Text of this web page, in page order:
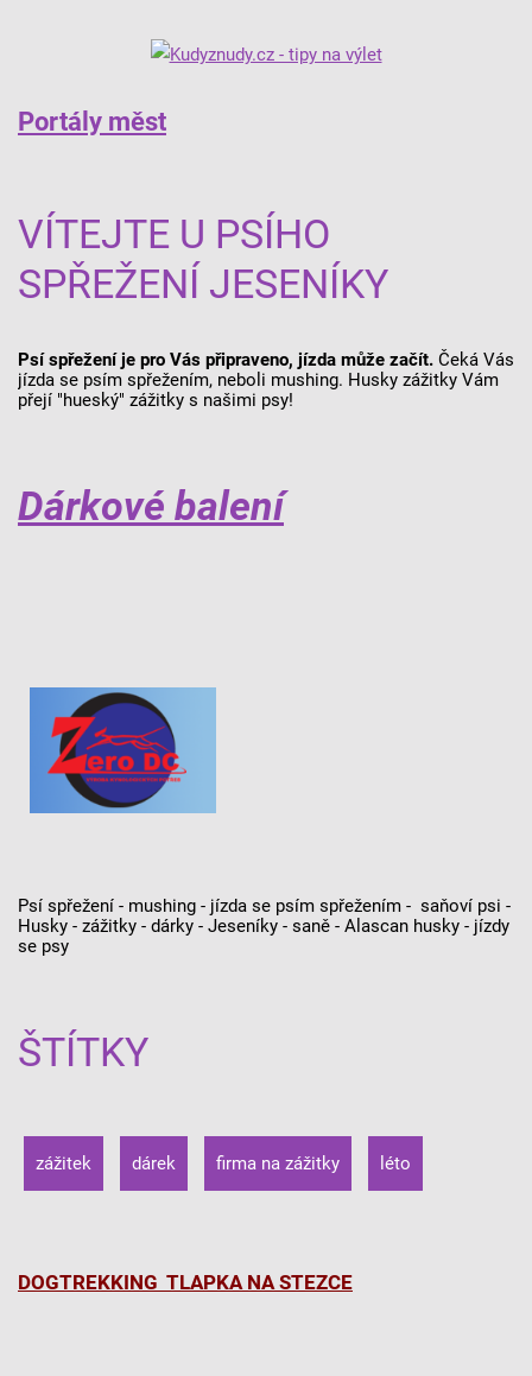
Portály měst
VÍTEJTE U PSÍHO
SPŘEŽENÍ JESENÍKY
Psí spřežení je pro Vás připraveno, jízda může začít. Čeká Vás
jízda se psím spřežením, neboli mushing. Husky zážitky Vám
přejí "hueský" zážitky s našimi psy!
Dárkové balení
Psí spřežení - mushing - jízda se psím spřežením - saňoví psi -
Husky - zážitky - dárky - Jeseníky - saně - Alascan husky - jízdy
se psy
ŠTÍTKY
zážitek dárek firma na zážitky léto
DOGTREKKING TLAPKA NA STEZCE